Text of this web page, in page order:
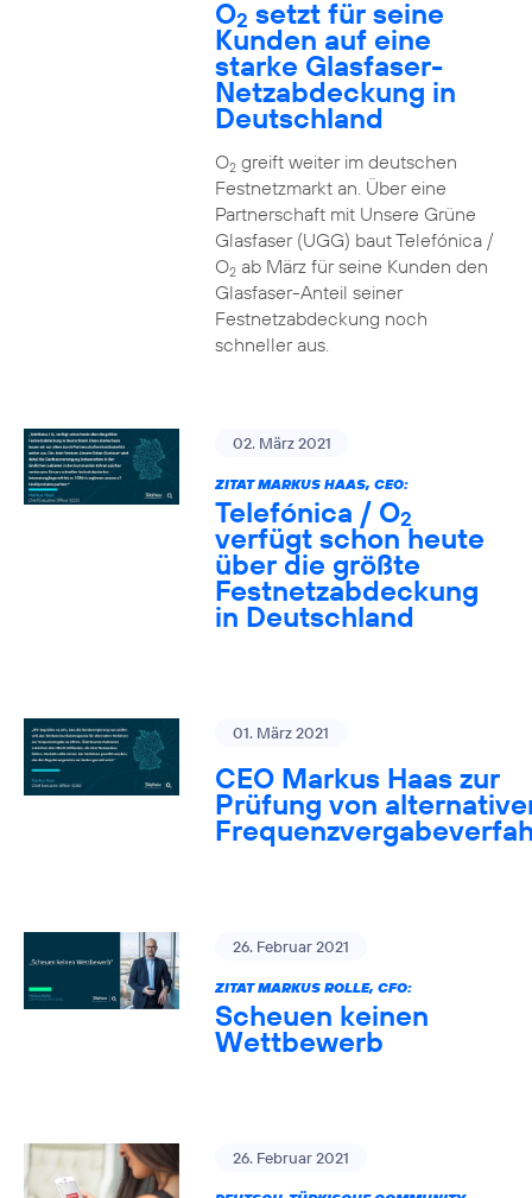
O2 setzt für seine
Kunden auf eine
starke Glasfaser-
Netzabdeckung in
Deutschland
O2greift weiter im deutschen
Festnetzmarkt an. Über eine
Partnerschaft mit Unsere Grüne
Glasfaser (UGG) baut Telefónica /
O2ab März für seine Kunden den
Glasfaser-Anteil seiner
Festnetzabdeckung noch
schneller aus.
02. März 2021
ZITAT MARKUS HAAS, CEO:
Telefónica / O2
verfügt schon heute
über die größte
Festnetzabdeckung
in Deutschland
01. März 2021
CEO Markus Haas zur
Prüfung von
26. Februar 2021
ZITAT MARKUS ROLLE, CFO:
Scheuen keinen
Wettbewerb
26. Februar 2021